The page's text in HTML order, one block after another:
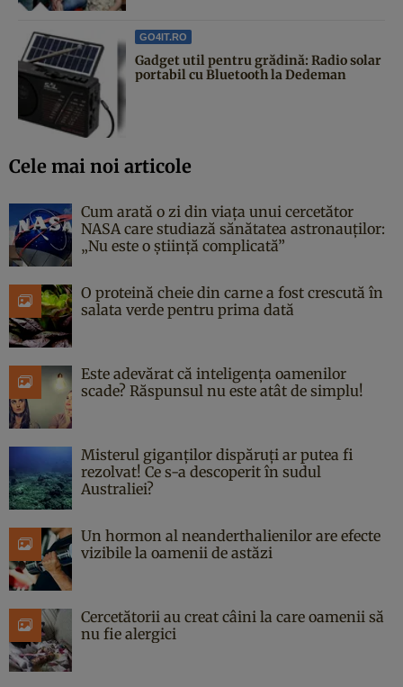
GO4IT.RO
Gadget util pentru grădină: Radio solar
portabil cu Bluetooth la Dedeman
Cele mai noi articole
Cum arată o zi din viața unui cercetător
NASA care studiază sănătatea astronauților:
„Nu este o știință complicată”
O proteină cheie din carne a fost crescută în
salata verde pentru prima dată
Este adevărat că inteligența oamenilor
scade? Răspunsul nu este atât de simplu!
Misterul giganților dispăruți ar putea fi
rezolvat! Ce s-a descoperit în sudul
Australiei?
Un hormon al neanderthalienilor are efecte
vizibile la oamenii de astăzi
Cercetătorii au creat câini la care oamenii să
nu fie alergici